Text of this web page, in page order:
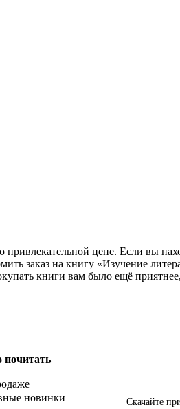
привлекательной цене. Если вы
заказ на книгу «Изучение
книги вам было ещё
почитать
новинки
Скачайте